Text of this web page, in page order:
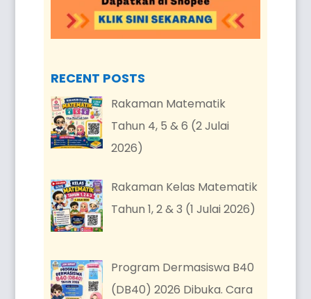
RECENT POSTS
Rakaman Matematik
Tahun 4, 5 & 6 (2 Julai
2026)
Rakaman Kelas Matematik
Tahun 1, 2 & 3 (1 Julai 2026)
Program Dermasiswa B40
(DB40) 2026 Dibuka. Cara